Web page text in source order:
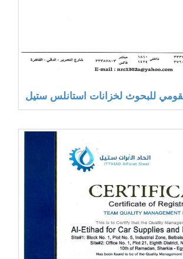
للبحوث لخزانات استانلس ستيل